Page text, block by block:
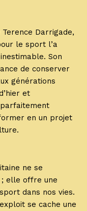
Darrigade,
le sport l’a
Son
de conserver
générations
et
parfaitement
en un projet
ne se
; elle offre une
dans nos vies.
se cache une